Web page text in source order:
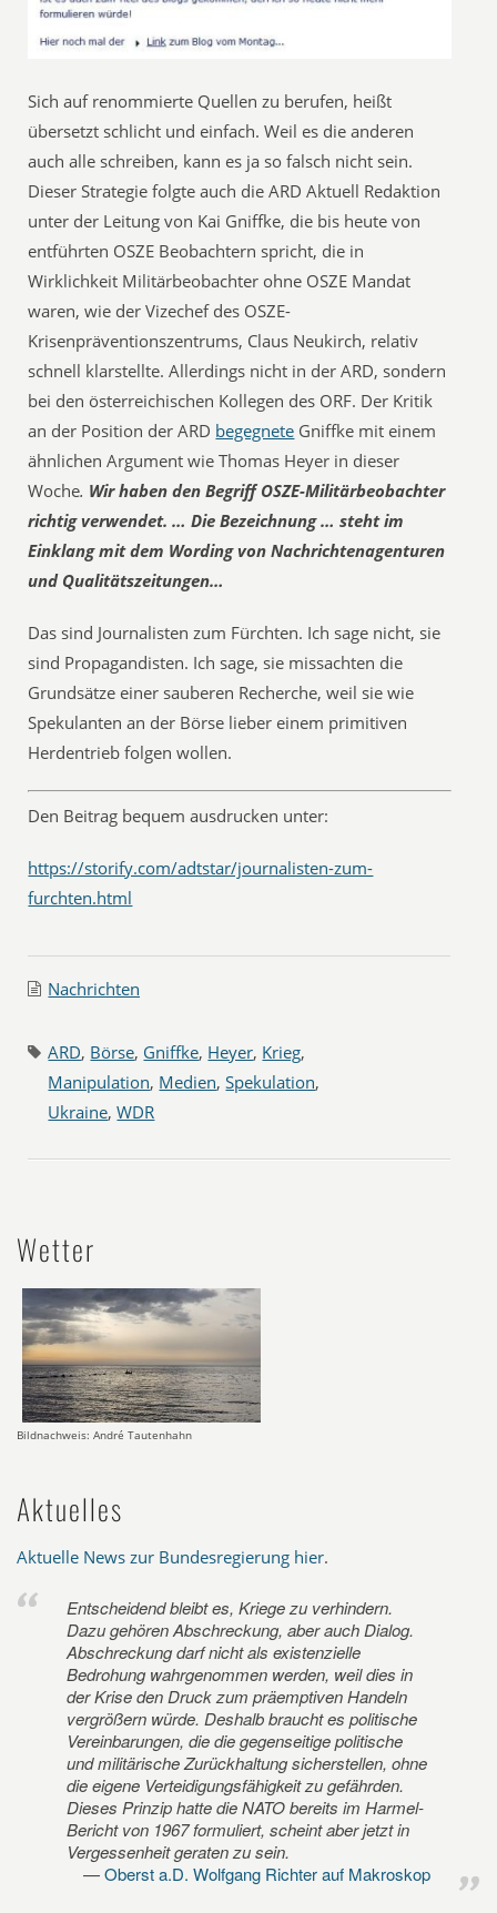
Sich auf renommierte Quellen zu berufen, heißt
übersetzt schlicht und einfach. Weil es die anderen
auch alle schreiben, kann es ja so falsch nicht sein.
Dieser Strategie folgte auch die ARD Aktuell Redaktion
unter der Leitung von Kai Gniffke, die bis heute von
entführten OSZE Beobachtern spricht, die in
Wirklichkeit Militärbeobachter ohne OSZE Mandat
waren, wie der Vizechef des OSZE-
Krisenpräventionszentrums, Claus Neukirch, relativ
schnell klarstellte. Allerdings nicht in der ARD, sondern
bei den österreichischen Kollegen des ORF. Der Kritik
an der Position der ARD begegnete Gniffke mit einem
ähnlichen Argument wie Thomas Heyer in dieser
Woche. Wir haben den Begriff OSZE-Militärbeobachter
richtig verwendet. … Die Bezeichnung … steht im
Einklang mit dem Wording von Nachrichtenagenturen
und Qualitätszeitungen…
Das sind Journalisten zum Fürchten. Ich sage nicht, sie
sind Propagandisten. Ich sage, sie missachten die
Grundsätze einer sauberen Recherche, weil sie wie
Spekulanten an der Börse lieber einem primitiven
Herdentrieb folgen wollen.
Den Beitrag bequem ausdrucken unter:
https://storify.com/adtstar/journalisten-zum-
furchten.html
Nachrichten
ARD, Börse, Gniffke, Heyer, Krieg,
Manipulation, Medien,Spekulation,
Ukraine,WDR
Wetter
Bildnachweis: André Tautenhahn
Aktuelles
Aktuelle News zur Bundesregierung hier.
Entscheidend bleibt es, Kriege zu verhindern.
Dazu gehören Abschreckung, aber auch Dialog.
Abschreckung darf nicht als existenzielle
Bedrohung wahrgenommen werden, weil dies in
der Krise den Druck zum präemptiven Handeln
vergrößern würde. Deshalb braucht es politische
Vereinbarungen, die die gegenseitige politische
und militärische Zurückhaltung sicherstellen, ohne
die eigene Verteidigungsfähigkeit zu gefährden.
Dieses Prinzip hatte die NATO bereits im Harmel-
Bericht von 1967 formuliert, scheint aber jetzt in
Vergessenheit geraten zu sein.
Oberst a.D. Wolfgang Richter auf Makroskop